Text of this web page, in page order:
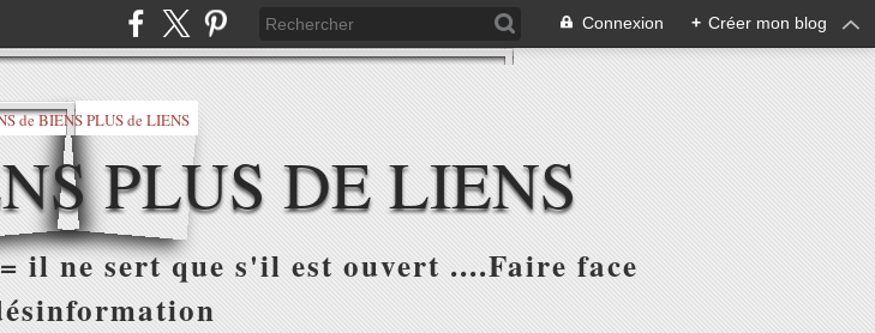
Connexion + Créer mon blog
PLUS DE LIENS
il ne sert que s'il est ouvert ....Faire face